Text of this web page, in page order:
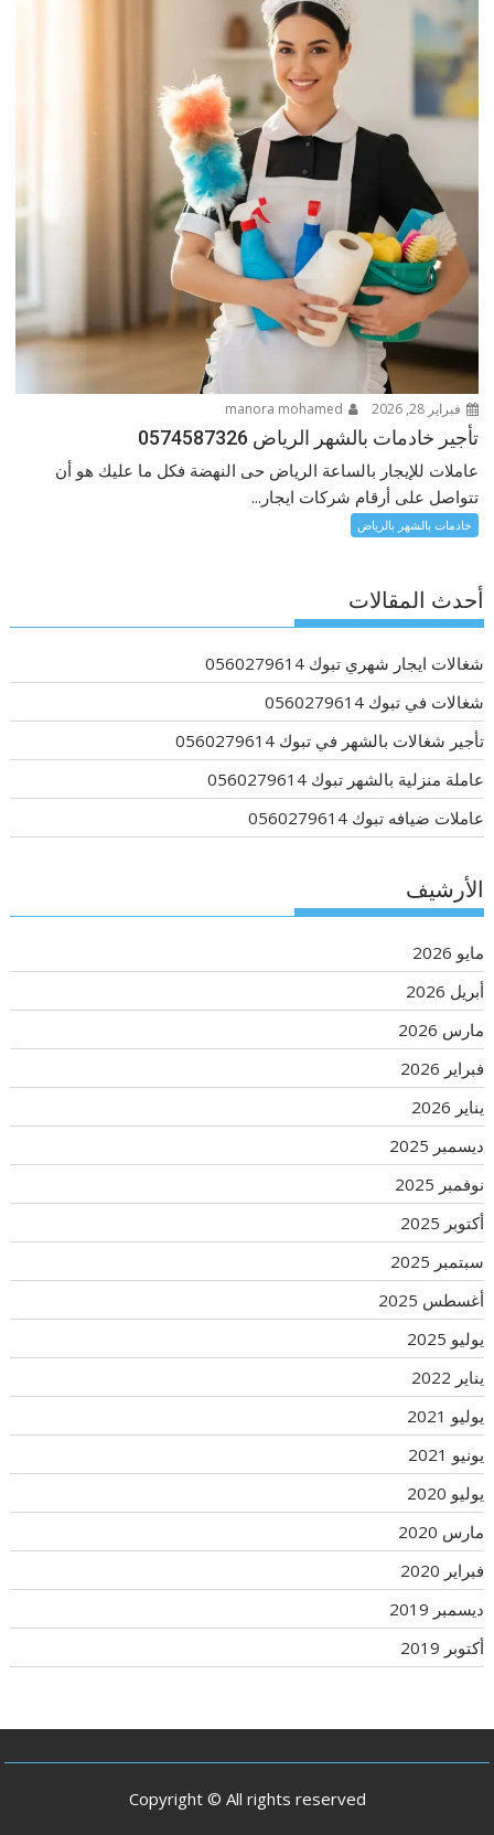
فبراير 28, 2026
تأجير خادمات بالشهر الرياض 0574587326
عاملات للإيجار بالساعة الرياض حى النهضة فكل ما عليك هو أن
تتواصل على أرقام شركات ايجار...
خادمات بالشهر بالرياض
أحدث المقالات
شغالات ايجار شهري تبوك 0560279614
شغالات في تبوك 0560279614
تأجير شغالات بالشهر في تبوك 0560279614
عاملة منزلية بالشهر تبوك 0560279614
عاملات ضيافه تبوك 0560279614
الأرشيف
مايو 2026
أبريل 2026
مارس 2026
فبراير 2026
يناير 2026
ديسمبر 2025
نوفمبر 2025
أكتوبر 2025
سبتمبر 2025
أغسطس 2025
يوليو 2025
يناير 2022
يوليو 2021
يونيو 2021
يوليو 2020
مارس 2020
فبراير 2020
ديسمبر 2019
أكتوبر 2019
Copyright © All rights reserved